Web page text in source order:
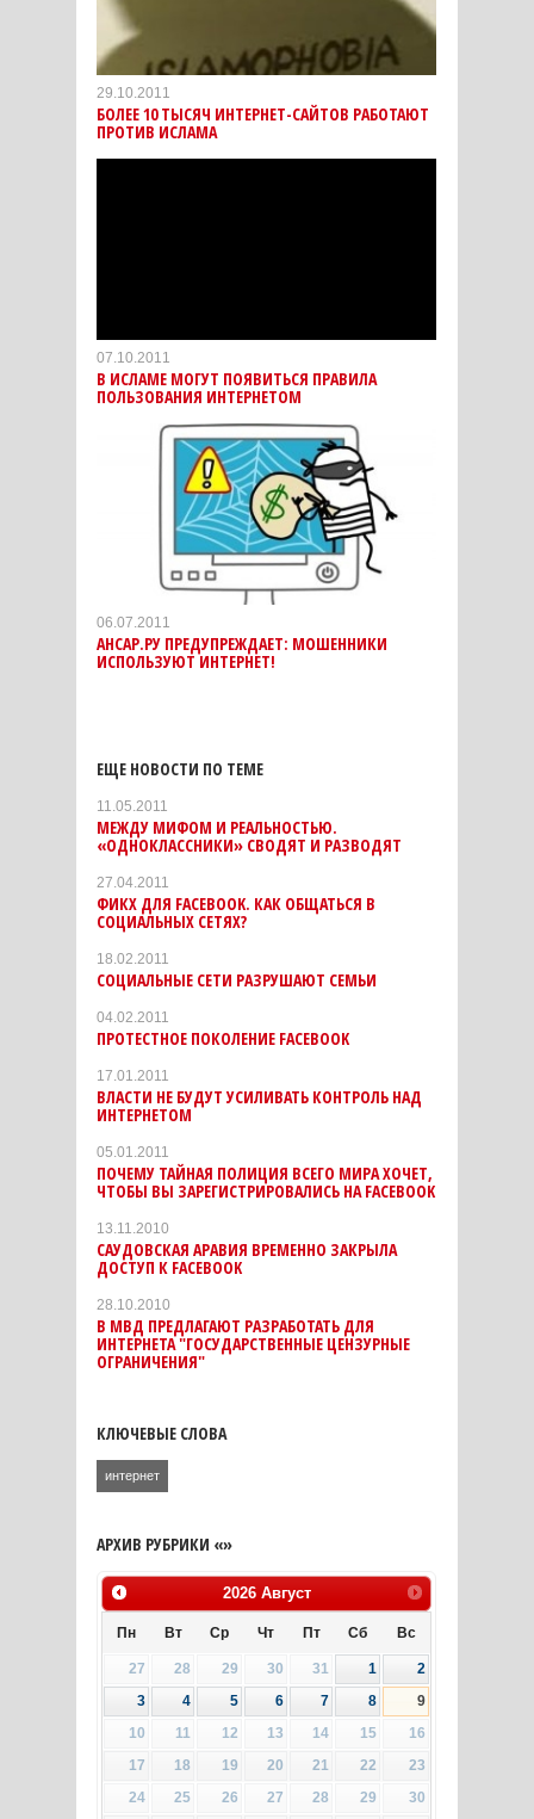
29.10.2011
БОЛЕЕ 10 ТЫСЯЧ ИНТЕРНЕТ-САЙТОВ РАБОТАЮТ
ПРОТИВ ИСЛАМА
07.10.2011
В ИСЛАМЕ МОГУТ ПОЯВИТЬСЯ ПРАВИЛА
ПОЛЬЗОВАНИЯ ИНТЕРНЕТОМ
06.07.2011
АНСАР.РУ ПРЕДУПРЕЖДАЕТ: МОШЕННИКИ
ИСПОЛЬЗУЮТ ИНТЕРНЕТ!
ЕЩЕ НОВОСТИ ПО ТЕМЕ
11.05.2011
МЕЖДУ МИФОМ И РЕАЛЬНОСТЬЮ.
«ОДНОКЛАССНИКИ» СВОДЯТ И РАЗВОДЯТ
27.04.2011
ФИКХ ДЛЯ FACEBOOK. КАК ОБЩАТЬСЯ В
СОЦИАЛЬНЫХ СЕТЯХ?
18.02.2011
СОЦИАЛЬНЫЕ СЕТИ РАЗРУШАЮТ СЕМЬИ
04.02.2011
ПРОТЕСТНОЕ ПОКОЛЕНИЕ FACEBOOK
17.01.2011
ВЛАСТИ НЕ БУДУТ УСИЛИВАТЬ КОНТРОЛЬ НАД
ИНТЕРНЕТОМ
05.01.2011
ПОЧЕМУ ТАЙНАЯ ПОЛИЦИЯ ВСЕГО МИРА ХОЧЕТ,
ЧТОБЫ ВЫ ЗАРЕГИСТРИРОВАЛИСЬ НА FACEBOOK
13.11.2010
САУДОВСКАЯ АРАВИЯ ВРЕМЕННО ЗАКРЫЛА
ДОСТУП К FACEBOOK
28.10.2010
В МВД ПРЕДЛАГАЮТ РАЗРАБОТАТЬ ДЛЯ
ИНТЕРНЕТА "ГОСУДАРСТВЕННЫЕ ЦЕНЗУРНЫЕ
ОГРАНИЧЕНИЯ"
КЛЮЧЕВЫЕ СЛОВА
интернет
АРХИВ РУБРИКИ «»
2026 Август
Пн Вт Ср Чт Пт Сб Вс
27 28 29 30 31 1
2
3
4 5 6 7 8
9
10
11 12 13 14 15
16
17
18 19 20 21 22
23
24
25 26 27 28 29
30